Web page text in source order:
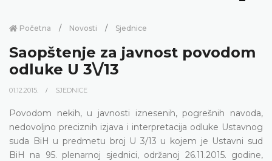
Početna Novosti Sjednice
Saopštenje za javnost povodom
odluke U 3\/13
01.12.2015. SJEDNICE
Povodom nekih, u javnosti iznesenih, pogrešnih navoda,
nedovoljno preciznih izjava i interpretacija odluke Ustavnog
suda BiH u predmetu broj U 3/13 u kojem je Ustavni sud
BiH na 95. plenarnoj sjednici, održanoj 26.11.2015. godine,